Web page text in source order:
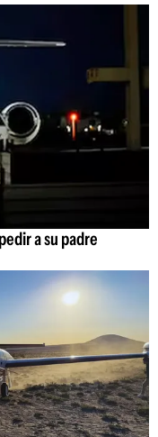
a su padre